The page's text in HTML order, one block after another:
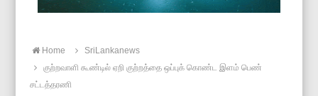
Home
SriLankanews
குற்றவாளி கூண்டில் ஏறி குற்றத்தை ஒப்புக் கொண்ட இளம் பெண்
சட்டத்தரணி